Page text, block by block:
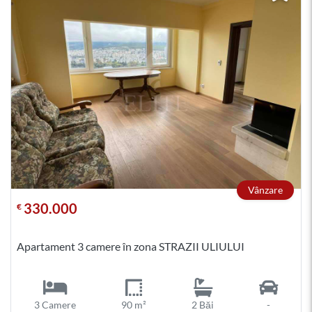
Vânzare
€ 330.000
Apartament 3 camere în zona STRAZII ULIULUI
3 Camere 90 m² 2 Băi -